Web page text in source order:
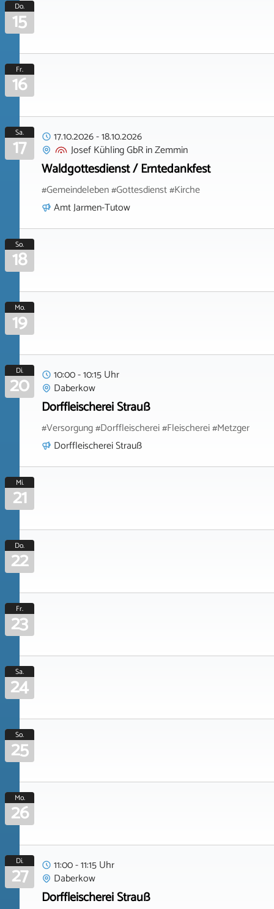
Do.
15
Fr.
16
Sa.
17 17.10.2026-18.10.2026
Josef Kühling GbRinZemmin
Waldgottesdienst / Erntedankfest
#Gemeindeleben #Gottesdienst #Kirche
Amt Jarmen-Tutow
So.
18
Mo.
19
Di.
20
10:00 - 10:15 Uhr
Daberkow
Dorffleischerei Strauß
#Versorgung #Dorffleischerei #Fleischerei #Metzger
Dorffleischerei Strauß
Mi.
21
Do.
22
Fr.
23
Sa.
24
So.
25
Mo.
26
Di.
27
11:00 - 11:15 Uhr
Daberkow
Dorffleischerei Strauß